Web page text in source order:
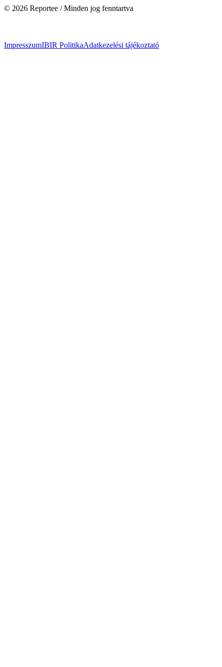
© 2026 Reportee / Minden jog fenntartva
ImpresszumIBIR PolitikaAdatkezelési tájékoztató